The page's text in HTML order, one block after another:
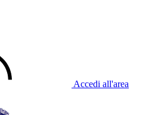
Accedi all'area